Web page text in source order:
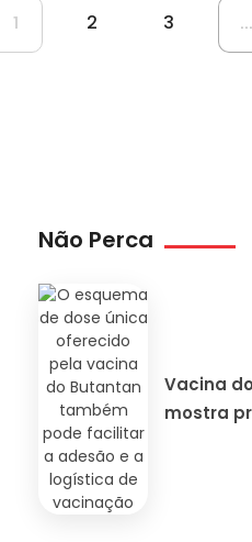
1 2 3 ...
Não Perca
Vacina
mostra